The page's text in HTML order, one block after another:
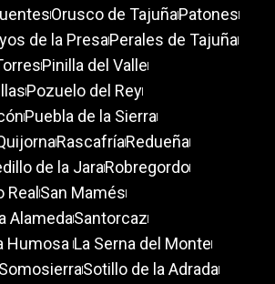
Orusco de TajuñaPatones
de la PresaPerales de Tajuña
Pinilla del Valle
Pozuelo del Rey
Puebla de la Sierra
RascafríaRedueña
de la JaraRobregordo
Real San Mamés
AlamedaSantorcaz
Humosa La Serna del Monte
SomosierraSotillo de la Adrada